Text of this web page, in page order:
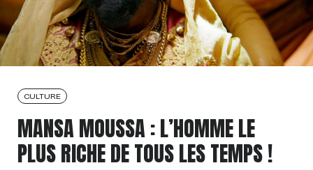
CULTURE
MANSA MOUSSA : L’HOMME LE
PLUSRICHEDE TOUS LES TEMPS !